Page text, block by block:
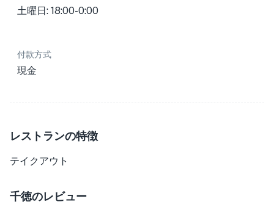
土曜日: 18:00-0:00
付款方式
現金
レストランの特徴
テイクアウト
千徳のレビュー